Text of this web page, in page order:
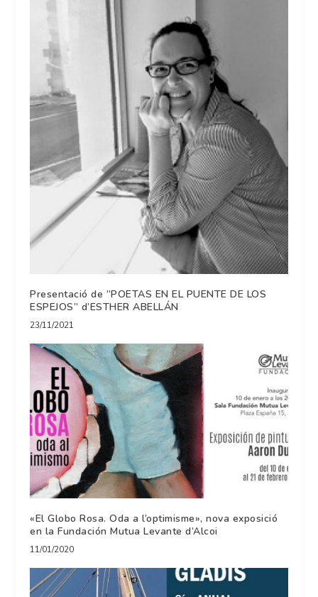
Presentació de “POETAS EN EL PUENTE DE LOS
ESPEJOS” d’ESTHER ABELLÁN
23/11/2021
«El Globo Rosa. Oda a l’optimisme», nova exposició
en la Fundación Mutua Levante d’Alcoi
11/01/2020